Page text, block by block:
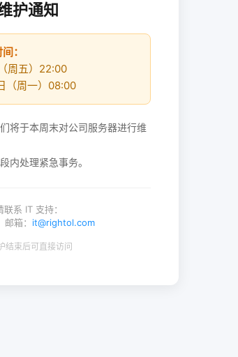
护通知
：
周五）22:00
（周一）08:00
将于本周末对公司服务器进行维
内处理紧急事务。
系 IT 支持：
箱： it@rightol.com
结束后可直接访问